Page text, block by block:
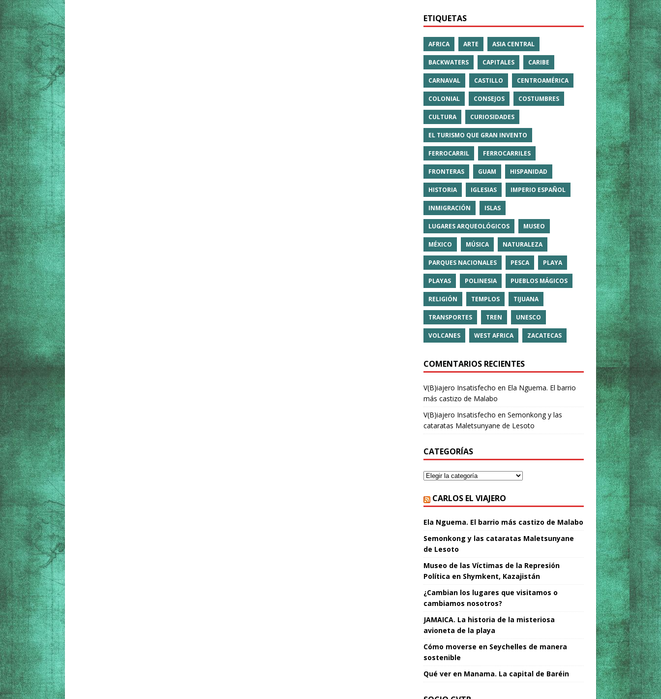
ETIQUETAS
AFRICA ARTE ASIA CENTRAL
BACKWATERS CAPITALES CARIBE
CARNAVAL CASTILLO CENTROAMÉRICA
COLONIAL CONSEJOS COSTUMBRES
CULTURA CURIOSIDADES
EL TURISMO QUE GRAN INVENTO
FERROCARRIL FERROCARRILES
FRONTERAS GUAM HISPANIDAD
HISTORIA IGLESIAS IMPERIO ESPAÑOL
INMIGRACIÓN ISLAS
LUGARES ARQUEOLÓGICOS MUSEO
MÉXICO MÚSICA NATURALEZA
PARQUES NACIONALES PESCA PLAYA
PLAYAS POLINESIA PUEBLOS MÁGICOS
RELIGIÓN TEMPLOS TIJUANA
TRANSPORTES TREN UNESCO
VOLCANES WEST AFRICA ZACATECAS
COMENTARIOS RECIENTES
V(B)iajero Insatisfecho en Ela Nguema. El barrio
más castizo de Malabo
V(B)iajero Insatisfecho en Semonkong y las
cataratas Maletsunyane de Lesoto
CATEGORÍAS
CARLOS EL VIAJERO
Ela Nguema. El barrio más castizo de Malabo
Semonkong y las cataratas Maletsunyane
de Lesoto
Museo de las Víctimas de la Represión
Política en Shymkent, Kazajistán
¿Cambian los lugares que visitamos o
cambiamos nosotros?
JAMAICA. La historia de la misteriosa
avioneta de la playa
Cómo moverse en Seychelles de manera
sostenible
Qué ver en Manama. La capital de Baréin